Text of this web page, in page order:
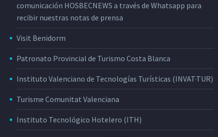
comunicación HOSBECNEWS a través de Whatsapp para
recibir nuestras notas de prensa
Visit Benidorm
Patronato Provincial de Turismo Costa Blanca
Instituto Valenciano de Tecnologías Turísticas (INVAT·TUR)
Turisme Comunitat Valenciana
Instituto Tecnológico Hotelero (ITH)